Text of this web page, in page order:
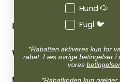
INFORMATION
Reklamations- & fortrydelsesret
Levering & afhentning
Følg din bestilling
VORES BUTIK
MIN KONTO
Hund 🐶
Fugl 🐦
*Rabatten aktiveres kun for
rabat. Læs øvrige betingelser i
vores
*Rabatkoden kun gælder